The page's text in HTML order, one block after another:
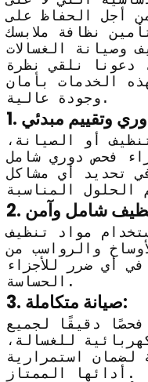
أجل الحفاظ على
نظافة ملابسك
وصيانة الغسالات
دعونا نلقي نظرة
الخدمات بأمان
وجودة عالية.
أو الصيانة،
فحص دوري شامل
تحديد أي مشاكل
مواد تنظيف
والرواسب من
أي ضرر للأجزاء
الحساسة.
3. صيانة متكاملة:
دقيقًا لجميع
للغسالة،
لضمان استمرارية
أدائها الممتاز.